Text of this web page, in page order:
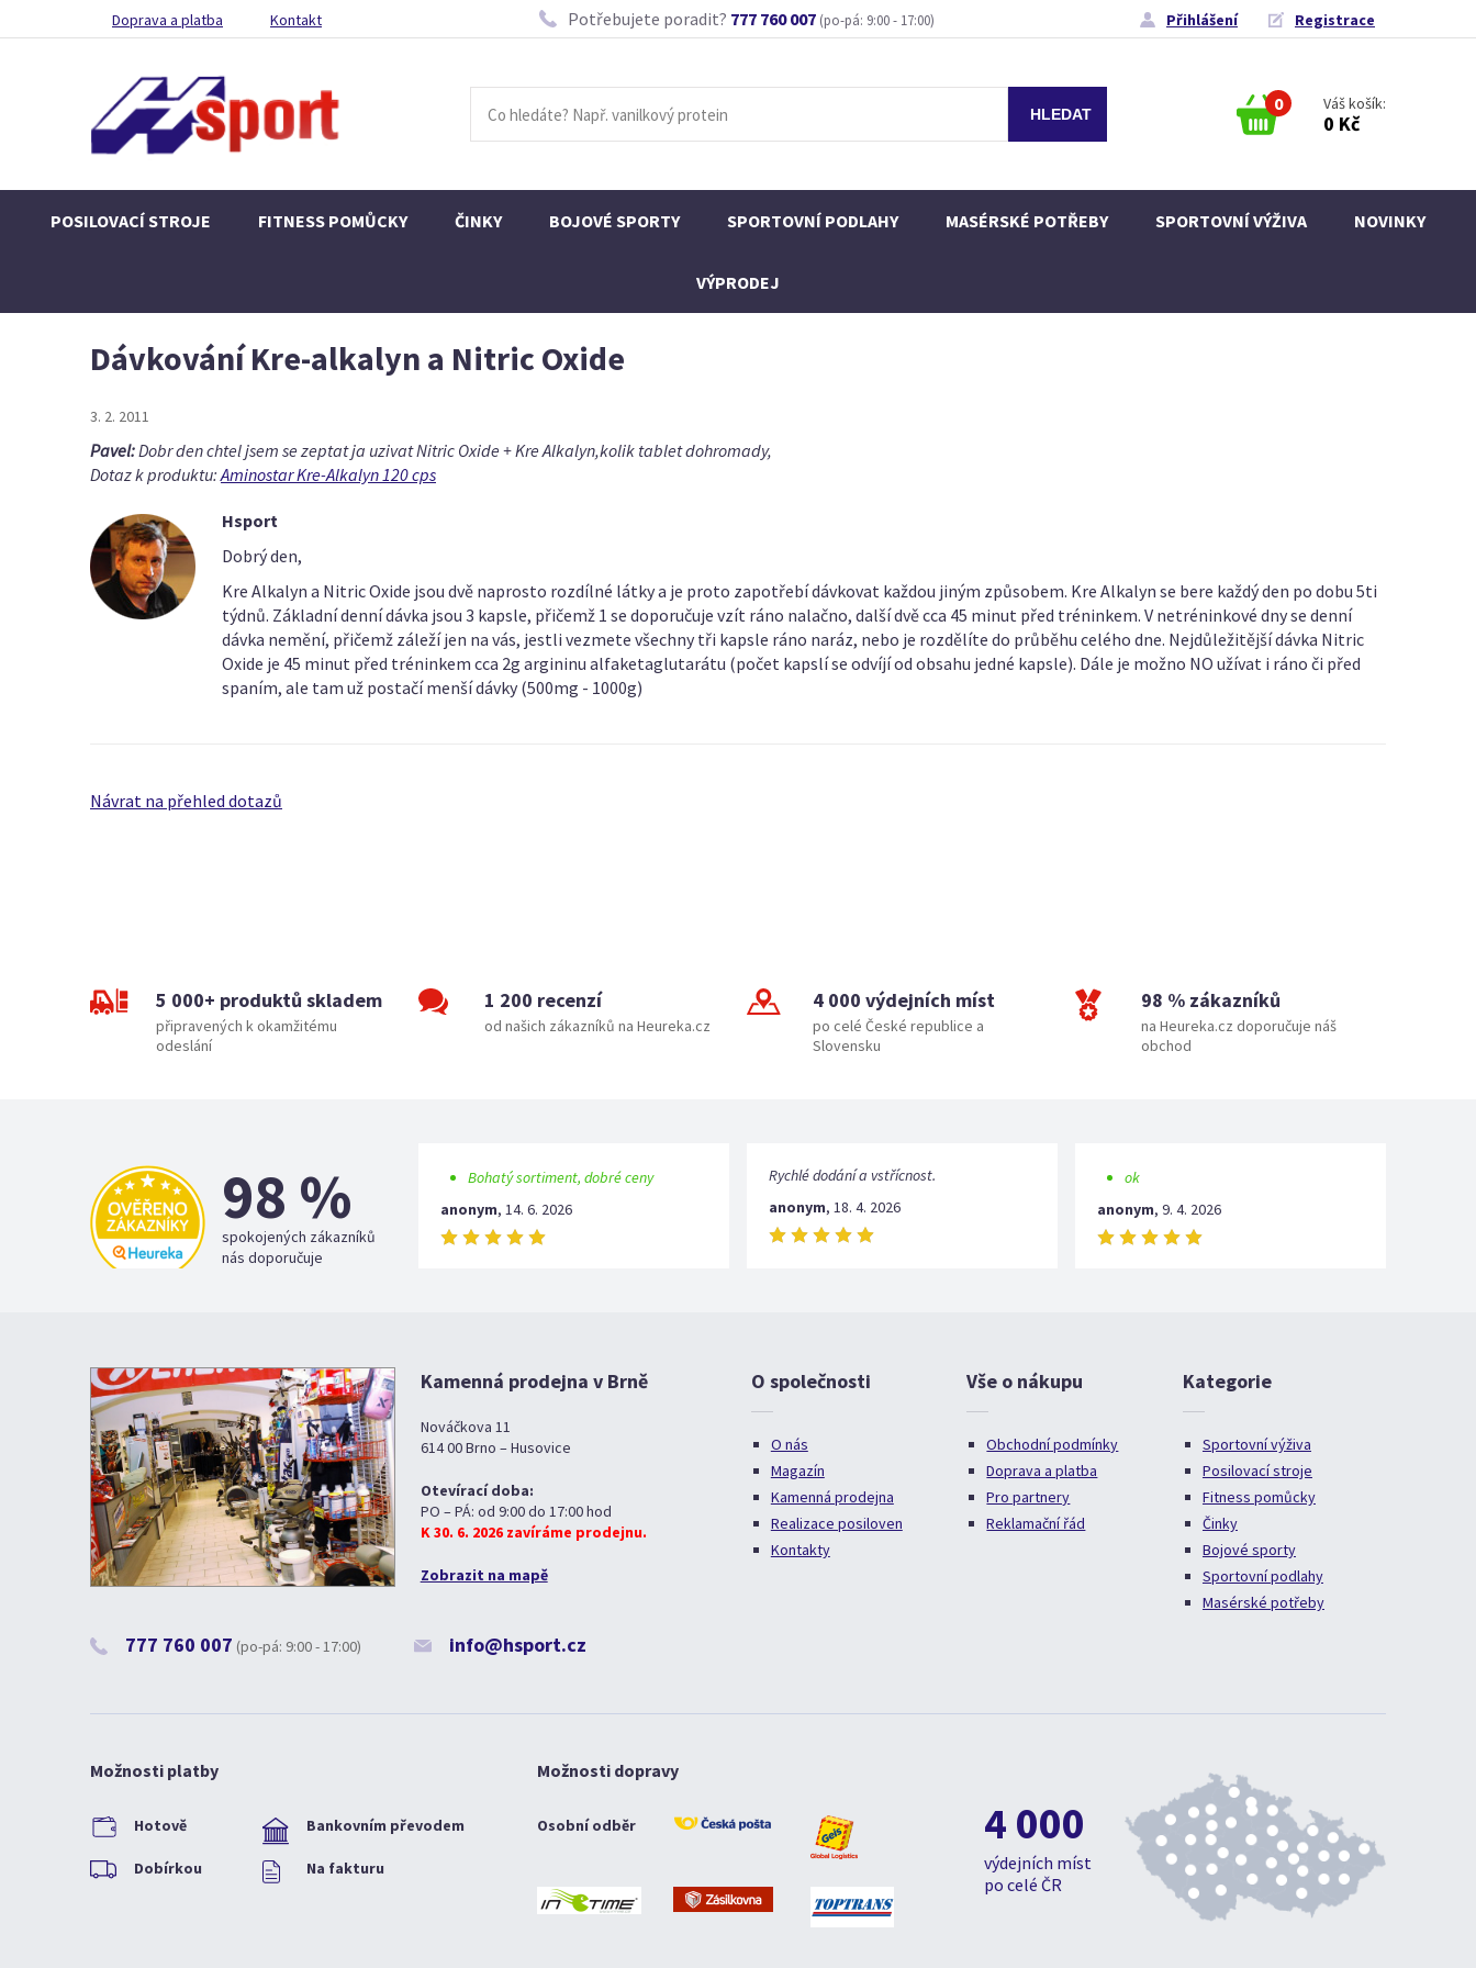
Doprava a platba Kontakt Potřebujete poradit? 777 760 007 (po-pá: 9:00 - 17:00) Přihlášení Registrace
0 Váš košík:
0 Kč
POSILOVACÍ STROJE FITNESS POMŮCKY ČINKY BOJOVÉ SPORTY SPORTOVNÍ PODLAHY MASÉRSKÉ POTŘEBY SPORTOVNÍ VÝŽIVA NOVINKY
VÝPRODEJ
Dávkování Kre-alkalyn a Nitric Oxide
3. 2. 2011
Pavel:Dobr den chtel jsem se zeptat ja uzivat Nitric Oxide + Kre Alkalyn,kolik tablet dohromady,
Dotaz k produktu:Aminostar Kre-Alkalyn 120 cps
Hsport
Dobrý den,
Kre Alkalyn a Nitric Oxide jsou dvě naprosto rozdílné látky a je proto zapotřebí dávkovat každou jiným způsobem. Kre Alkalyn se bere každý den po dobu 5ti
týdnů. Základní denní dávka jsou 3 kapsle, přičemž 1 se doporučuje vzít ráno nalačno, další dvě cca 45 minut před tréninkem. V netréninkové dny se denní
dávka nemění, přičemž záleží jen na vás, jestli vezmete všechny tři kapsle ráno naráz, nebo je rozdělíte do průběhu celého dne. Nejdůležitější dávka Nitric
Oxide je 45 minut před tréninkem cca 2g argininu alfaketaglutarátu (počet kapslí se odvíjí od obsahu jedné kapsle). Dále je možno NO užívat i ráno či před
spaním, ale tam už postačí menší dávky (500mg - 1000g)
Návrat na přehled dotazů
5 000+ produktů skladem
připravených k okamžitému
odeslání
1 200 recenzí
od našich zákazníků na Heureka.cz
4 000 výdejních míst
po celé České republice a
Slovensku
98 % zákazníků
na Heureka.cz doporučuje náš
obchod
98 %
spokojených zákazníků
nás doporučuje
Bohatý sortiment, dobré ceny
anonym, 14. 6. 2026
Rychlé dodání a vstřícnost.
anonym, 18. 4. 2026
ok
anonym, 9. 4. 2026
Kamenná prodejna v Brně
Nováčkova 11
614 00 Brno – Husovice
Otevírací doba:
PO – PÁ: od 9:00 do 17:00 hod
K 30. 6. 2026 zavíráme prodejnu.
Zobrazit na mapě
777 760 007 (po-pá: 9:00 - 17:00) info@hsport.cz
O společnosti
O nás
Magazín
Kamenná prodejna
Realizace posiloven
Kontakty
Vše o nákupu
Obchodní podmínky
Doprava a platba
Pro partnery
Reklamační řád
Kategorie
Sportovní výživa
Posilovací stroje
Fitness pomůcky
Činky
Bojové sporty
Sportovní podlahy
Masérské potřeby
Možnosti platby
Hotově Bankovním převodem
Dobírkou Na fakturu
Možnosti dopravy
Osobní odběr 4 000
výdejních míst
po celé ČR